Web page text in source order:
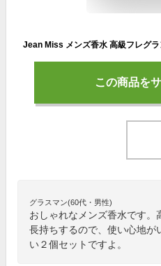
この商品を
グラスマン(60代・男性)
おしゃれなメンズ香水です
長持ちするので、使い心地が
い２個セットですよ。